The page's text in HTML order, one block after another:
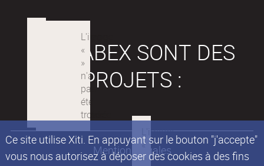
Ce site utilise Xiti. En appuyant sur le bouton "j'accepte"
vous nous autorisez à déposer des cookies à des fins
LES LABEX SONT DES
PROJETS :
Mentions légales